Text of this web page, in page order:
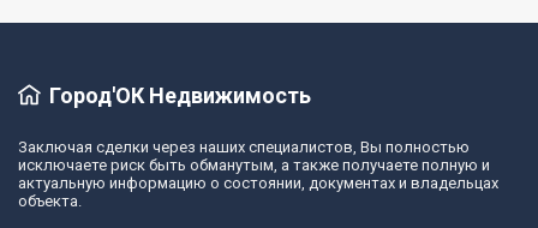
Город'ОК Недвижимость
Заключая сделки через наших специалистов, Вы полностью
исключаете риск быть обманутым, а также получаете полную и
актуальную информацию о состоянии, документах и владельцах
объекта.